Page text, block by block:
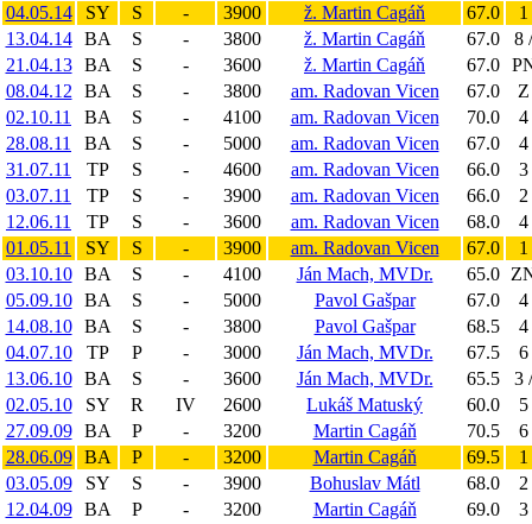
04.05.14
SY S - 3900 ž. Martin Cagáň 67.0
13.04.14
BA S - 3800 ž. Martin Cagáň 67.0
8
21.04.13
BA S - 3600 ž. Martin Cagáň 67.0
08.04.12
BA S - 3800 am. Radovan Vicen 67.0
02.10.11
BA S - 4100 am. Radovan Vicen 70.0
4
28.08.11
BA S - 5000 am. Radovan Vicen 67.0
4
31.07.11
TP S - 4600 am. Radovan Vicen 66.0
3
03.07.11
TP S - 3900 am. Radovan Vicen 66.0
12.06.11
TP S - 3600 am. Radovan Vicen 68.0
4
01.05.11
SY S - 3900 am. Radovan Vicen 67.0
03.10.10
BA S - 4100 Ján Mach, MVDr. 65.0
05.09.10
BA S - 5000 Pavol Gašpar 67.0
4
14.08.10
BA S - 3800 Pavol Gašpar 68.5
4
04.07.10
TP P - 3000 Ján Mach, MVDr. 67.5
6
13.06.10
BA S - 3600 Ján Mach, MVDr. 65.5
3
02.05.10
SY R IV 2600 Lukáš Matuský 60.0
27.09.09
BA P - 3200 Martin Cagáň 70.5
6
28.06.09
BA P - 3200 Martin Cagáň 69.5
03.05.09
SY S - 3900 Bohuslav Mátl 68.0
12.04.09
BA P - 3200 Martin Cagáň 69.0
3